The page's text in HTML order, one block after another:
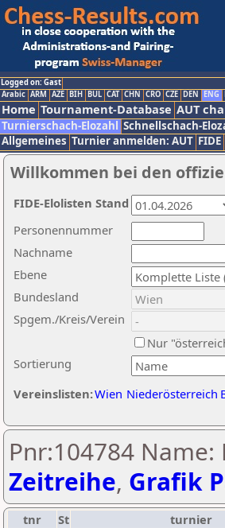
Logged on: Gast
Arabic ARM AZE BIH BUL CAT CHN CRO CZE DEN ENG
Home Tournament-Database AUT
Turnierschach-Elozahl Schnellschach-
Allgemeines Turnier anmelden: AUT FIDE
Willkommen bei den
Nachname
Ebene
Sortierung
Personennummer
Bundesland
Spgem./Kreis/Verein
Nur
Vereinslisten:Wien Niederösterreich
FIDE-Elolisten Stand
Pnr:104784
Zeitreihe, Grafik
tnr St turnier